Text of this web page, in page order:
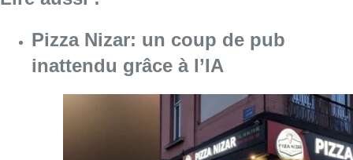
Pizza Nizar: un coup de pub
inattendu grâce à l’IA